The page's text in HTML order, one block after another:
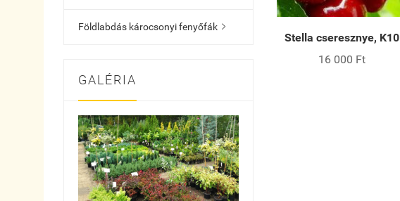
Földlabdás károcsonyi fenyőfák 
GALÉRIA
Stella cseresznye, K10
16 000 Ft